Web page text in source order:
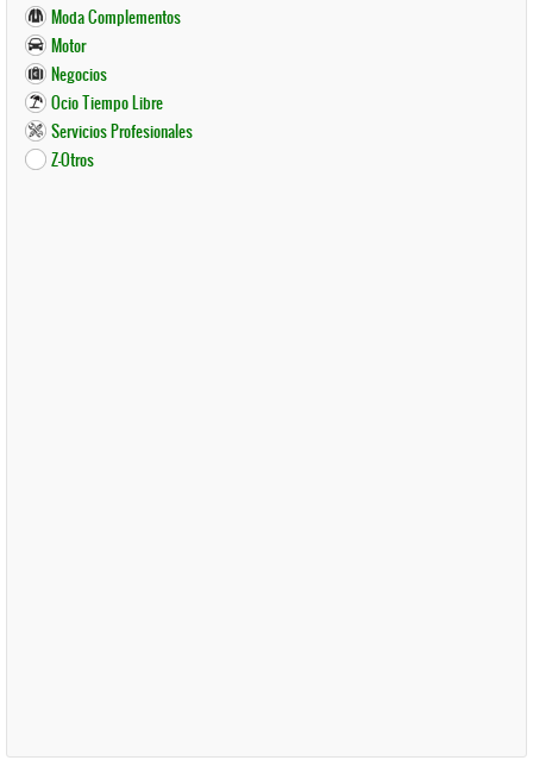
Moda Complementos
Motor
Negocios
Ocio Tiempo Libre
Servicios Profesionales
Z-Otros